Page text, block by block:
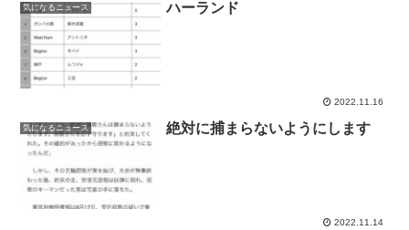
気になるニュース ハーランド
2022.11.16
気になるニュース 絶対に捕まらないようにします
2022.11.14